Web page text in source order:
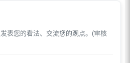
表您的看法、交流您的观点。(审核